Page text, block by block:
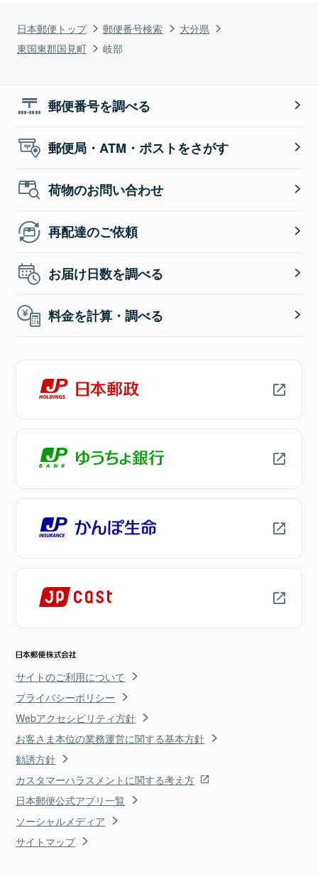
日本郵便トップ 郵便番号検索
大分県
東国東郡国見町
岐部
郵便番号を調べる
郵便局・ATM・ポストをさがす
荷物のお問い合わせ
再配達のご依頼
お届け日数を調べる
料金を計算・調べる
サイトのご利用について
プライバシーポリシー
Webアクセシビリティ方針
お客さま本位の業務運営に関する基本方針
勧誘方針
カスタマーハラスメントに関する考え方
日本郵便公式アプリ一覧
ソーシャルメディア
サイトマップ